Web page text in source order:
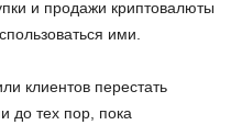
и продажи криптовалюты
ими.
клиентов перестать
до тех пор, пока